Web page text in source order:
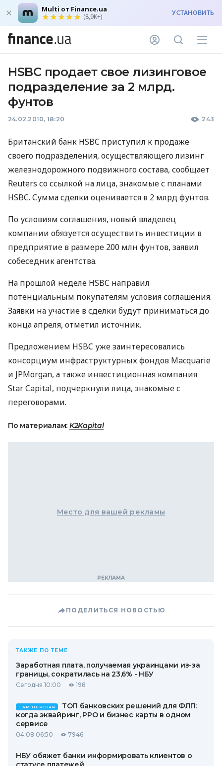
Multi от Finance.ua
(8,9K+) УСТАНОВИТЬ
HSBC продает свое лизинговое
подразделение за 2 млрд.
фунтов
24.02.2010, 18:20 243
Британский банк HSBC приступил к продаже
своего подразделения, осуществляющего лизинг
железнодорожного подвижного состава, сообщает
Reuters со ссылкой на лица, знакомые с планами
HSBC. Сумма сделки оценивается в 2 млрд фунтов.
По условиям соглашения, новый владелец
компании обязуется осуществить инвестиции в
предприятие в размере 200 млн фунтов, заявил
собеседник агентства.
На прошлой неделе HSBC направил
потенциальным покупателям условия соглашения.
Заявки на участие в сделки будут приниматься до
конца апреля, отметил источник.
Предложением HSBC уже заинтересовались
консорциум инфраструктурных фондов Macquarie
и JPMorgan, а также инвестиционная компания
Star Capital, подчеркнули лица, знакомые с
переговорами.
По материалам: K2Kapital
Место для вашей рекламы
ПОДЕЛИТЬСЯ НОВОСТЬЮ
ТАКЖЕ ПО ТЕМЕ
Заработная плата, получаемая украинцами из-за
границы, сократилась на 23,6% - НБУ
Сегодня 10:00 198
ПАРТНЕРСКАЯ
ТОП банковских решений для ФЛП:
когда эквайринг, РРО и бизнес карты в одном
сервисе
04.08 06:50 7946
НБУ обяжет банки информировать клиентов о